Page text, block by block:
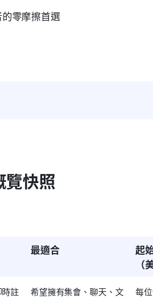
零摩擦首選
覽快照
最適合
起
（
註
希望擁有集會、聊天、文
每